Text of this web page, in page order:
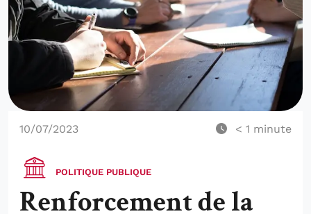
10/07/2023 < 1 minute
POLITIQUE PUBLIQUE
Renforcement de la